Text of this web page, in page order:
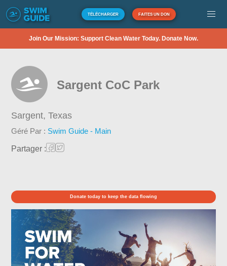
TÉLÉCHARGER FAITES UN DON
Join Our Mission: Support Clean Water Today. Donate Now.
Sargent CoC Park
Sargent,Texas
Géré Par : Swim Guide - Main
Partager :
Donate today to keep the data flowing